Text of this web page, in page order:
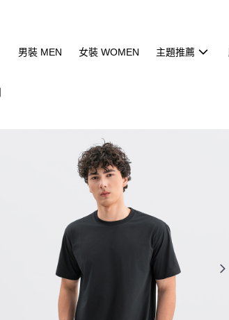
男裝 MEN 女裝 WOMEN 主題推薦